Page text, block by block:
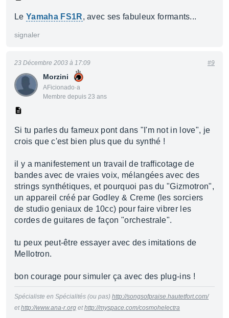
Le Yamaha FS1R, avec ses fabuleux formants...
signaler
Morzini
AFicionado·a
Membre depuis 23 ans
23 Décembre 2003 à 17:09 #9
Si tu parles du fameux pont dans "I'm not in love", je
crois que c'est bien plus que du synthé !
il y a manifestement un travail de trafficotage de
bandes avec de vraies voix, mélangées avec des
strings synthétiques, et pourquoi pas du "Gizmotron",
un appareil créé par Godley & Creme (les sorciers
de studio geniaux de 10cc) pour faire vibrer les
cordes de guitares de façon "orchestrale".
tu peux peut-être essayer avec des imitations de
Mellotron.
bon courage pour simuler ça avec des plug-ins !
Spécialiste en Spécialités (ou pas) http://songsofpraise.hautetfort.com/
ethttp://www.ana-r.org ethttp://myspace.com/cosmohelectra